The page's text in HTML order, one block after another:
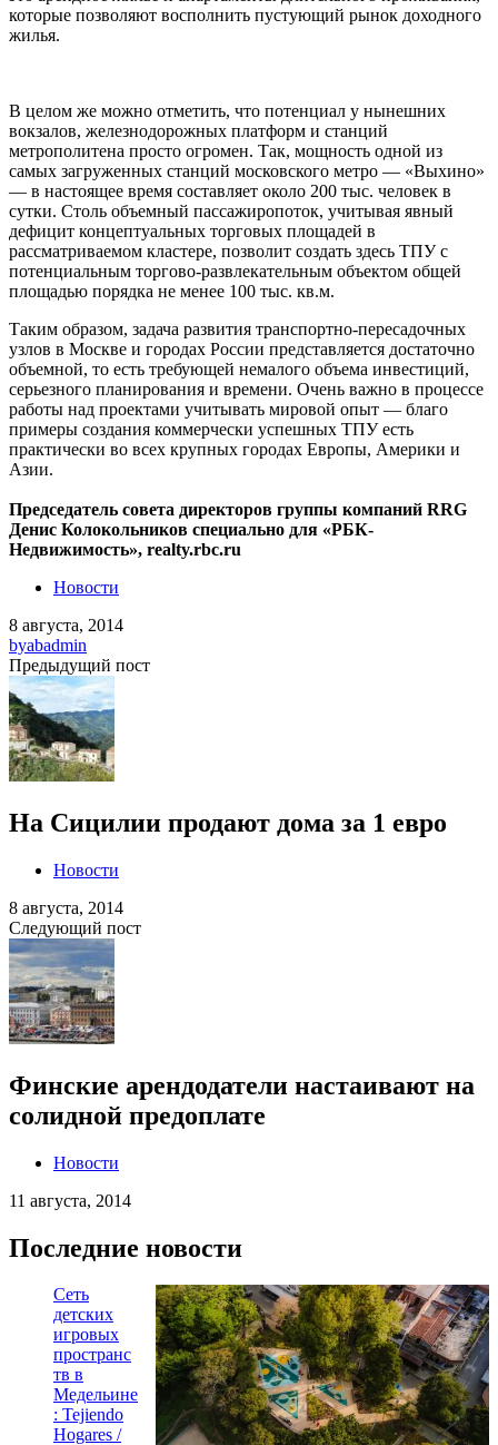
которые позволяют восполнить пустующий рынок доходного
жилья.
В целом же можно отметить, что потенциал у нынешних
вокзалов, железнодорожных платформ и станций
метрополитена просто огромен. Так, мощность одной из
самых загруженных станций московского метро — «Выхино»
— в настоящее время составляет около 200 тыс. человек в
сутки. Столь объемный пассажиропоток, учитывая явный
дефицит концептуальных торговых площадей в
рассматриваемом кластере, позволит создать здесь ТПУ с
потенциальным торгово-развлекательным объектом общей
площадью порядка не менее 100 тыс. кв.м.
Таким образом, задача развития транспортно-пересадочных
узлов в Москве и городах России представляется достаточно
объемной, то есть требующей немалого объема инвестиций,
серьезного планирования и времени. Очень важно в процессе
работы над проектами учитывать мировой опыт — благо
примеры создания коммерчески успешных ТПУ есть
практически во всех крупных городах Европы, Америки и
Азии.
Председатель совета директоров группы компаний RRG
Денис Колокольников специально для «РБК-
Недвижимость», realty.rbc.ru
Новости
8 августа, 2014
byabadmin
Предыдущий пост
На Сицилии продают дома за 1 евро
Новости
8 августа, 2014
Следующий пост
Финские арендодатели настаивают на
солидной предоплате
Новости
11 августа, 2014
Последние новости
Сеть
детских
игровых
пространс
тв в
Медельине
: Tejiendo
Hogares /